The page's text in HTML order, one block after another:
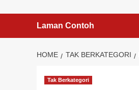
Laman Contoh
HOME TAK BERKATEGORI
Tak Berkategori